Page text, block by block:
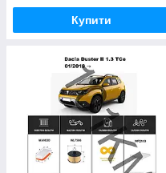
Купити